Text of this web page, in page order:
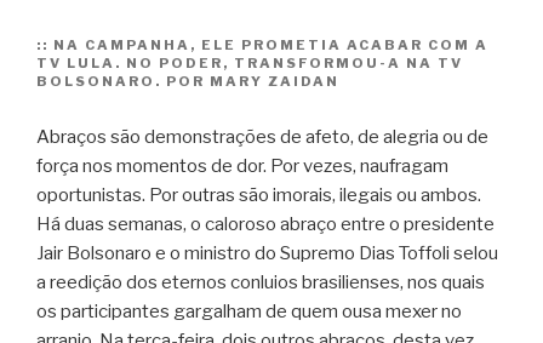
:: NA CAMPANHA, ELE PROMETIA ACABAR COM A
TV LULA. NO PODER, TRANSFORMOU-A NA TV
BOLSONARO. POR MARY ZAIDAN
Abraços são demonstrações de afeto, de alegria ou de
força nos momentos de dor. Por vezes, naufragam
oportunistas. Por outras são imorais, ilegais ou ambos.
Há duas semanas, o caloroso abraço entre o presidente
Jair Bolsonaro e o ministro do Supremo Dias Toffoli selou
a reedição dos eternos conluios brasilienses, nos quais
os participantes gargalham de quem ousa mexer no